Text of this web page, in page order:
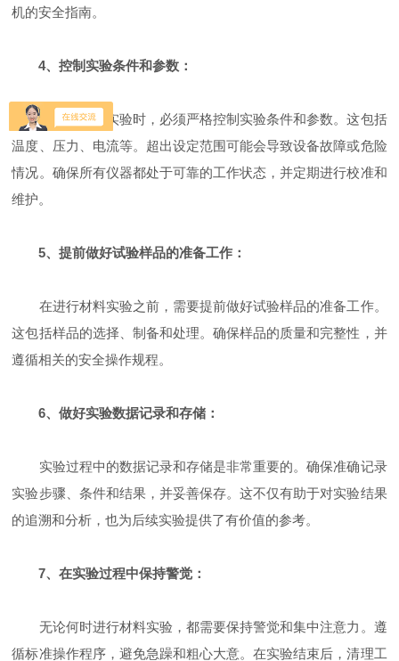
机的安全指南。
4、控制实验条件和参数：
在进行材料实验时，必须严格控制实验条件和参数。这包括
温度、压力、电流等。超出设定范围可能会导致设备故障或危险
情况。确保所有仪器都处于可靠的工作状态，并定期进行校准和
维护。
5、提前做好试验样品的准备工作：
在进行材料实验之前，需要提前做好试验样品的准备工作。
这包括样品的选择、制备和处理。确保样品的质量和完整性，并
遵循相关的安全操作规程。
6、做好实验数据记录和存储：
实验过程中的数据记录和存储是非常重要的。确保准确记录
实验步骤、条件和结果，并妥善保存。这不仅有助于对实验结果
的追溯和分析，也为后续实验提供了有价值的参考。
7、在实验过程中保持警觉：
无论何时进行材料实验，都需要保持警觉和集中注意力。遵
循标准操作程序，避免急躁和粗心大意。在实验结束后，清理工